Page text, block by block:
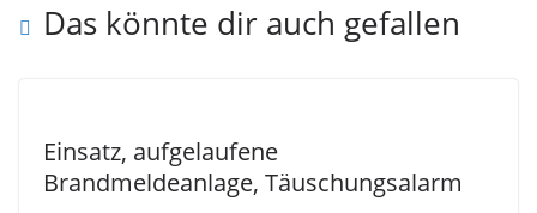
Das könnte dir auch gefallen
Einsatz, aufgelaufene
Brandmeldeanlage, Täuschungsalarm